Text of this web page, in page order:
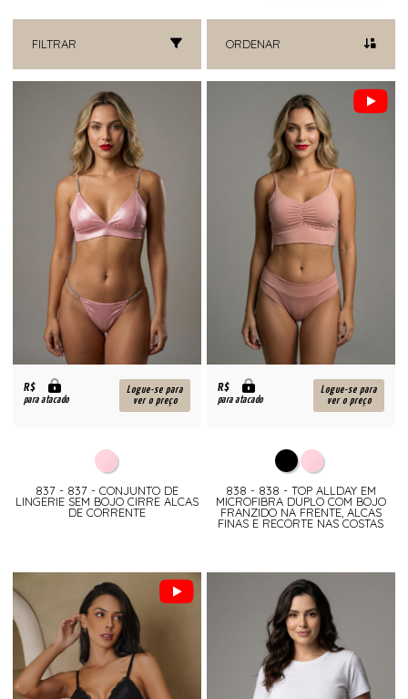
FILTRAR ORDENAR
R$
para atacado
Logue-se para
ver o preço
837 - 837 - CONJUNTO DE
LINGERIE SEM BOJO CIRRE ALCAS
DE CORRENTE
R$
para atacado
Logue-se para
ver o preço
838 - 838 - TOP ALLDAY EM
MICROFIBRA DUPLO COM BOJO
FRANZIDO NA FRENTE, ALCAS
FINAS E RECORTE NAS COSTAS